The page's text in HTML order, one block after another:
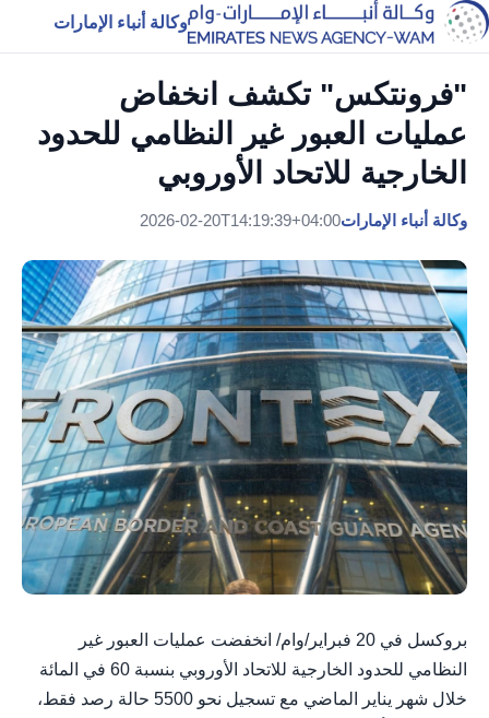
وكالة أنباء الإمارات
"فرونتكس" تكشف انخفاض
عمليات العبور غير النظامي للحدود
الخارجية للاتحاد الأوروبي
وكالة أنباء الإمارات2026-02-20T14:19:39+04:00
بروكسل في 20 فبراير/وام/ انخفضت عمليات العبور غير
النظامي للحدود الخارجية للاتحاد الأوروبي بنسبة 60 في المائة
خلال شهر يناير الماضي مع تسجيل نحو 5500 حالة رصد فقط،